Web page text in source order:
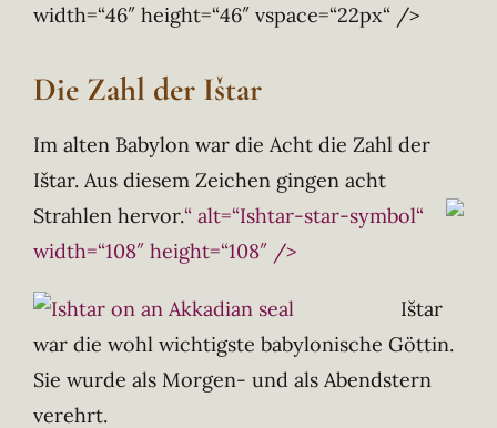
width=“46″ height=“46″ vspace=“22px“ />
Die Zahl der Ištar
Im alten Babylon war die Acht die Zahl der
Ištar. Aus diesem Zeichen gingen acht
Strahlen hervor.“ alt=“Ishtar-star-symbol“
width=“108″ height=“108″ />
Ištar
war die wohl wichtigste babylonische Göttin.
Sie wurde als Morgen- und als Abendstern
verehrt.